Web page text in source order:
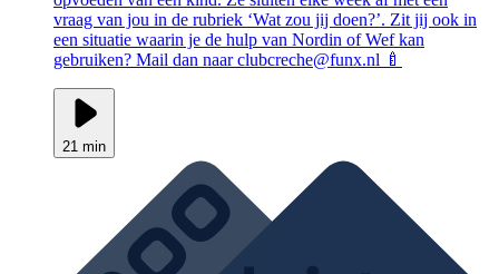
vraag van jou in de rubriek ‘Wat zou jij doen?’. Zit jij ook in
een situatie waarin je de hulp van Nordin of Wef kan
gebruiken? Mail dan naar clubcreche@funx.nl 🍼
21 min